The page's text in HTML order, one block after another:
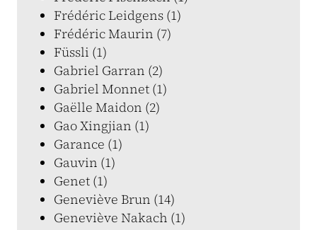
Frédéric Leidgens (1)
Frédéric Maurin (7)
Füssli (1)
Gabriel Garran (2)
Gabriel Monnet (1)
Gaëlle Maidon (2)
Gao Xingjian (1)
Garance (1)
Gauvin (1)
Genet (1)
Geneviève Brun (14)
Geneviève Nakach (1)